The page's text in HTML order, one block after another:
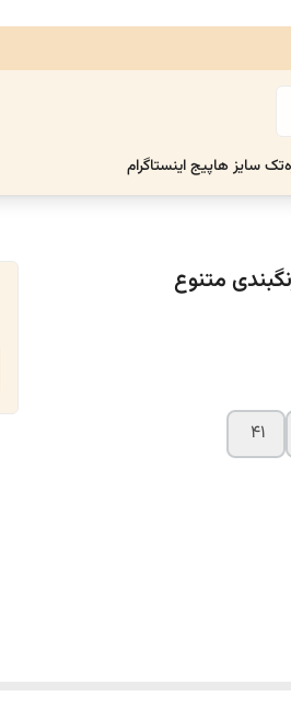
تک سایز هاپیج اینستاگرام
متنوع
۴۱